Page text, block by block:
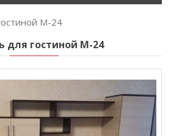
M-24
для гостиной M-24